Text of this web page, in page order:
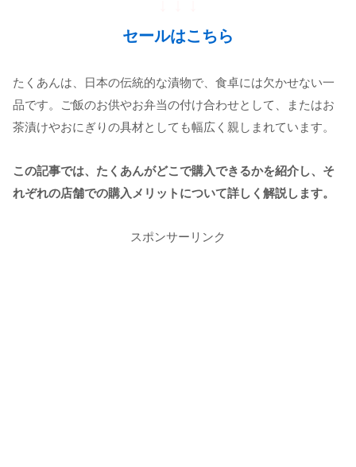
セールはこちら
たくあんは、日本の伝統的な漬物で、食卓には欠かせない一
品です。ご飯のお供やお弁当の付け合わせとして、またはお
茶漬けやおにぎりの具材としても幅広く親しまれています。
この記事では、たくあんがどこで購入できるかを紹介し、そ
れぞれの店舗での購入メリットについて詳しく解説します。
スポンサーリンク